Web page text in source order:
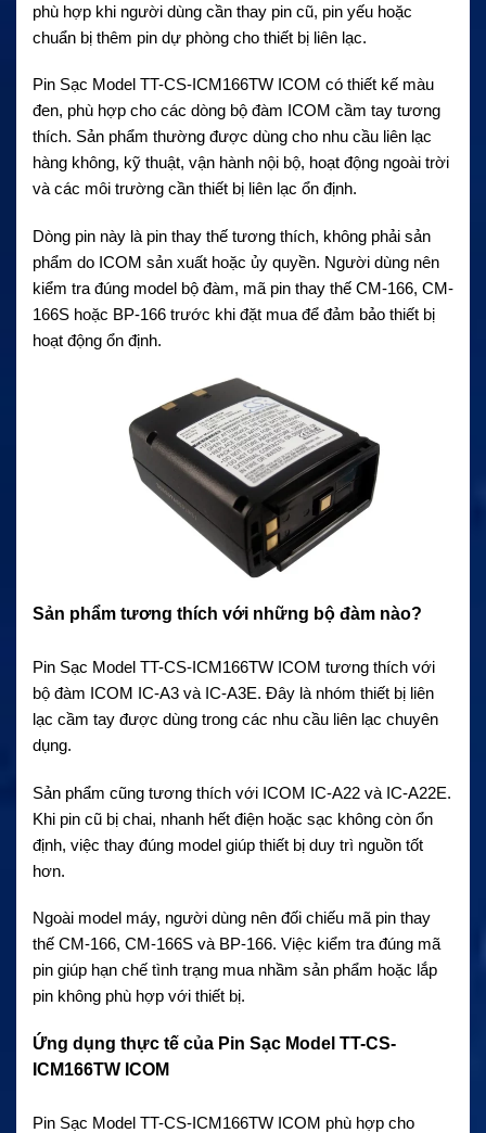
phù hợp khi người dùng cần thay pin cũ, pin yếu hoặc
chuẩn bị thêm pin dự phòng cho thiết bị liên lạc.
Pin Sạc Model TT-CS-ICM166TW ICOM có thiết kế màu
đen, phù hợp cho các dòng bộ đàm ICOM cầm tay tương
thích. Sản phẩm thường được dùng cho nhu cầu liên lạc
hàng không, kỹ thuật, vận hành nội bộ, hoạt động ngoài trời
và các môi trường cần thiết bị liên lạc ổn định.
Dòng pin này là pin thay thế tương thích, không phải sản
phẩm do ICOM sản xuất hoặc ủy quyền. Người dùng nên
kiểm tra đúng model bộ đàm, mã pin thay thế CM-166, CM-
166S hoặc BP-166 trước khi đặt mua để đảm bảo thiết bị
hoạt động ổn định.
Sản phẩm tương thích với những bộ đàm nào?
Pin Sạc Model TT-CS-ICM166TW ICOM tương thích với
bộ đàm ICOM IC-A3 và IC-A3E. Đây là nhóm thiết bị liên
lạc cầm tay được dùng trong các nhu cầu liên lạc chuyên
dụng.
Sản phẩm cũng tương thích với ICOM IC-A22 và IC-A22E.
Khi pin cũ bị chai, nhanh hết điện hoặc sạc không còn ổn
định, việc thay đúng model giúp thiết bị duy trì nguồn tốt
hơn.
Ngoài model máy, người dùng nên đối chiếu mã pin thay
thế CM-166, CM-166S và BP-166. Việc kiểm tra đúng mã
pin giúp hạn chế tình trạng mua nhầm sản phẩm hoặc lắp
pin không phù hợp với thiết bị.
Ứng dụng thực tế của Pin Sạc Model TT-CS-
ICM166TW ICOM
Pin Sạc Model TT-CS-ICM166TW ICOM phù hợp cho